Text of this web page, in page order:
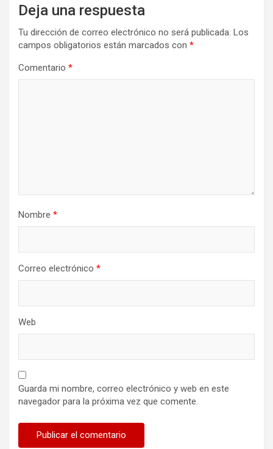
Deja una respuesta
Tu dirección de correo electrónico no será publicada. Los
campos obligatorios están marcados con *
Comentario *
Nombre *
Correo electrónico *
Web
Guarda mi nombre, correo electrónico y web en este
navegador para la próxima vez que comente.